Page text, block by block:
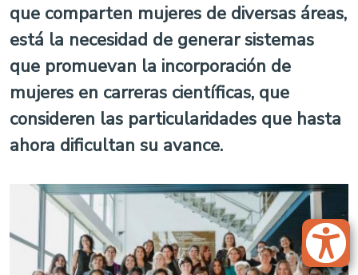
que comparten mujeres de diversas áreas,
está la necesidad de generar sistemas
que promuevan la incorporación de
mujeres en carreras científicas, que
consideren las particularidades que hasta
ahora dificultan su avance.